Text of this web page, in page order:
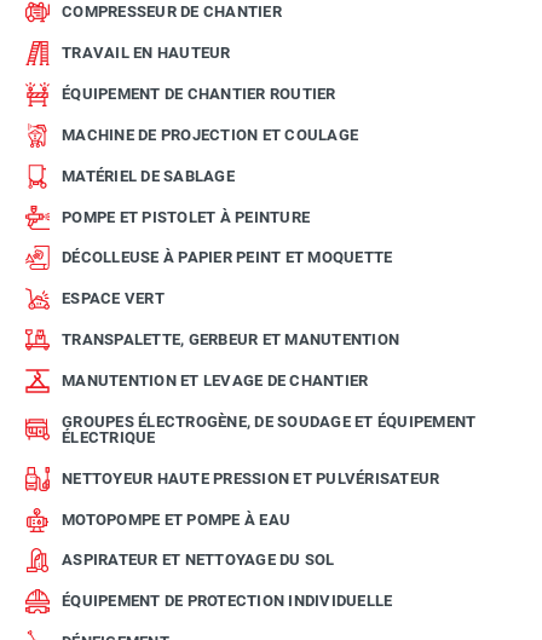
COMPRESSEUR DE CHANTIER
TRAVAIL EN HAUTEUR
ÉQUIPEMENT DE CHANTIER ROUTIER
MACHINE DE PROJECTION ET COULAGE
MATÉRIEL DE SABLAGE
POMPE ET PISTOLET À PEINTURE
DÉCOLLEUSE À PAPIER PEINT ET MOQUETTE
ESPACE VERT
TRANSPALETTE, GERBEUR ET MANUTENTION
MANUTENTION ET LEVAGE DE CHANTIER
GROUPES ÉLECTROGÈNE, DE SOUDAGE ET ÉQUIPEMENT
ÉLECTRIQUE
NETTOYEUR HAUTE PRESSION ET PULVÉRISATEUR
MOTOPOMPE ET POMPE À EAU
ASPIRATEUR ET NETTOYAGE DU SOL
ÉQUIPEMENT DE PROTECTION INDIVIDUELLE